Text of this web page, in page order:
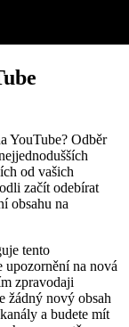
YouTube? Odběr
od vašich
začít odebírat
obsahu na
tento
upozornění na nová
zpravodaji
žádný nový obsah
a budete mít